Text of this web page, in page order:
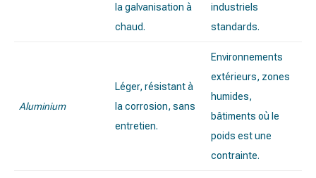
la galvanisation à
chaud.
industriels
standards.
Aluminium
Léger, résistant à
la corrosion, sans
entretien.
Environnements
extérieurs, zones
humides,
bâtiments où le
poids est une
contrainte.